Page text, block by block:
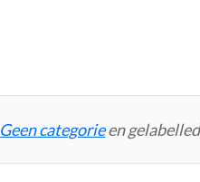
Geen categorieen